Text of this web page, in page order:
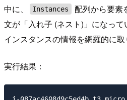
中に、
Instances 配列から要素
文が「入れ子 (ネスト)」になっ
インスタンスの情報を網羅的に取
実行結果：